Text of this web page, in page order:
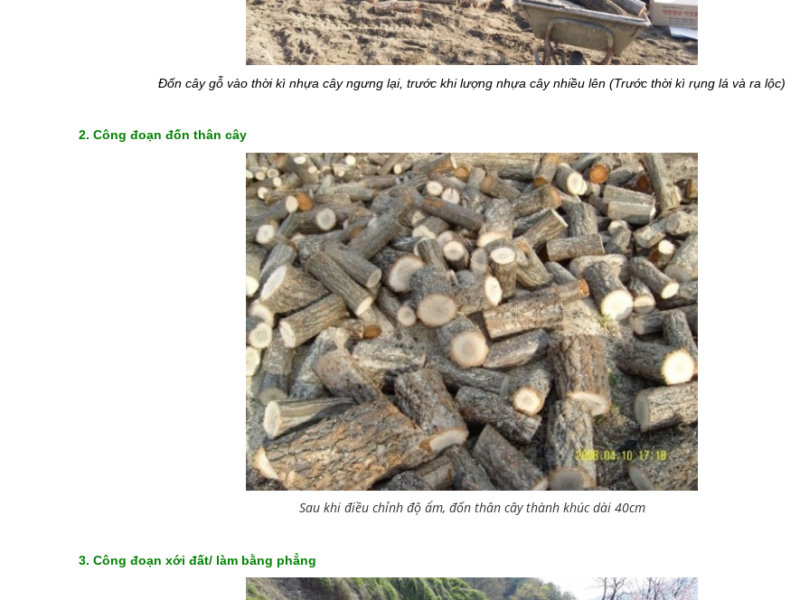
Đốn cây gỗ vào thời kì nhựa cây ngưng lại, trước khi lượng nhựa cây nhiều lên (Trước thời kì rụng lá và ra lộc)
2. Công đoạn đốn thân cây
Sau khi điều chỉnh độ ẩm, đốn thân cây thành khúc dài 40cm
3. Công đoạn xới đất/ làm bằng phẳng